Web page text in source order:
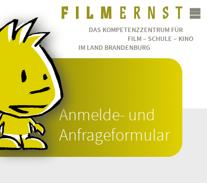
Anmelde- und
Anfrageformular
DAS KOMPETENZZENTRUM FÜR
FILM – SCHULE – KINO
IM LAND BRANDENBURG